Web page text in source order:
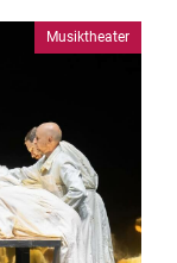
Musiktheater